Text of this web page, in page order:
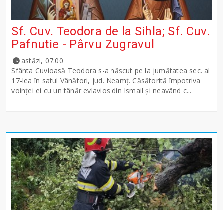
Sf. Cuv. Teodora de la Sihla; Sf. Cuv.
Pafnutie - Pârvu Zugravul
astăzi, 07:00
Sfânta Cuvioasă Teodora s-a născut pe la jumătatea sec. al
17-lea în satul Vânători, jud. Neamţ. Căsătorită împotriva
voinţei ei cu un tânăr evlavios din Ismail şi neavând c...